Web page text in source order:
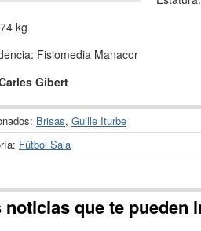
kg
Fisiomedia Manacor
Gibert
Brisas, Guille Iturbe
Fútbol Sala
noticias que te pueden